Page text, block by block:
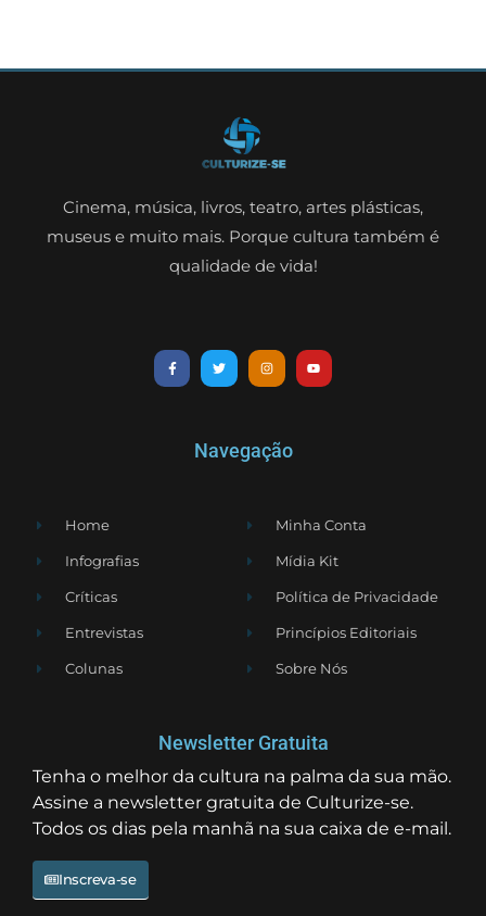
Cinema, música, livros, teatro, artes plásticas,
museus e muito mais. Porque cultura também é
qualidade de vida!
Navegação
Home
Infografias
Críticas
Entrevistas
Colunas
Minha Conta
Mídia Kit
Política de Privacidade
Princípios Editoriais
Sobre Nós
Newsletter Gratuita
Tenha o melhor da cultura na palma da sua mão.
Assine a newsletter gratuita de Culturize-se.
Todos os dias pela manhã na sua caixa de e-mail.
Inscreva-se